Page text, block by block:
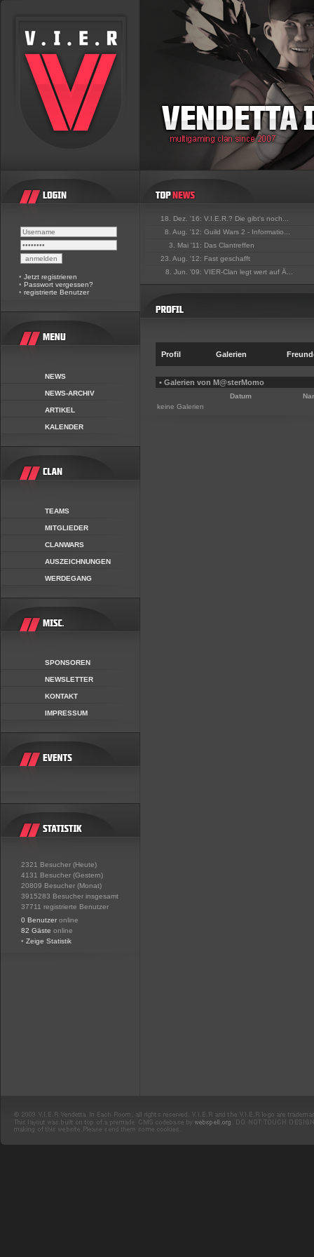
• Jetzt registrieren
• Passwort vergessen?
• registrierte Benutzer
NEWS
NEWS-ARCHIV
ARTIKEL
KALENDER
TEAMS
MITGLIEDER
CLANWARS
AUSZEICHNUNGEN
WERDEGANG
SPONSOREN
NEWSLETTER
KONTAKT
IMPRESSUM
2321 Besucher (Heute)
4131 Besucher (Gestern)
20809 Besucher (Monat)
3915283 Besucher insgesamt
37711 registrierte Benutzer
0 Benutzer online
82 Gäste online
• Zeige Statistik
18. Dez. '16: V.I.E.R.? Die gibt's noch...
8. Aug. '12: Guild Wars 2 - Informatio...
3. Mai '11: Das Clantreffen
23. Aug. '12: Fast geschafft
8. Jun. '09: VIER-Clan legt wert auf Ä...
Profil Galerien
• Galerien von M@sterMomo
Datum
keine Galerien